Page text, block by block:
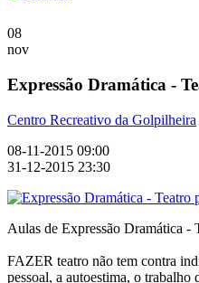
08
nov
Expressão Dramática -
Centro Recreativo da Golpilheira
08-11-2015 09:00
31-12-2015 23:30
Aulas de Expressão Dramática -
FAZER teatro não tem contra
pessoal, a autoestima, o